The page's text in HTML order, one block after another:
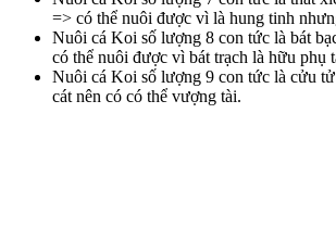
=> có thể nuôi được vì là hung tinh
Nuôi cá Koi số lượng 8 con tức là bát
có thể nuôi được vì bát trạch là hữu phụ
Nuôi cá Koi số lượng 9 con tức là cửu
cát nên có có thể vượng tài.